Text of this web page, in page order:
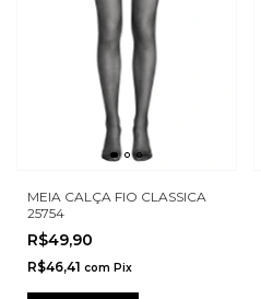
MEIA CALÇA FIO CLASSICA
25754
R$49,90
R$46,41 com Pix